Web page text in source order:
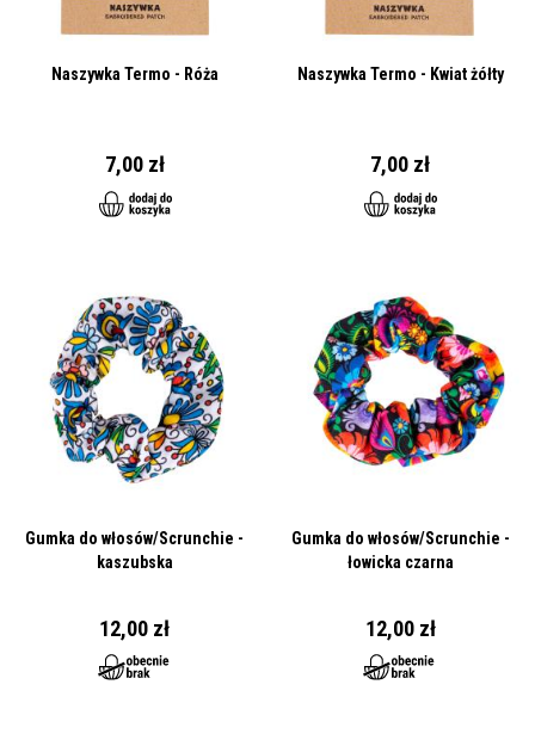
Naszywka Termo - Róża
7,00 zł
Naszywka Termo - Kwiat żółty
7,00 zł
Gumka do włosów/Scrunchie -
kaszubska
12,00 zł
Gumka do włosów/Scrunchie -
łowicka czarna
12,00 zł